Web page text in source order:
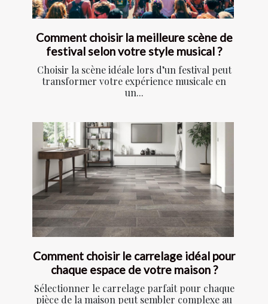
Comment choisir la meilleure scène de
festival selon votre style musical ?
Choisir la scène idéale lors d’un festival peut
transformer votre expérience musicale en
un...
Comment choisir le carrelage idéal pour
chaque espace de votre maison ?
Sélectionner le carrelage parfait pour chaque
pièce de la maison peut sembler complexe au